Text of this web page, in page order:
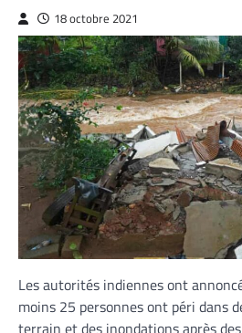
18 octobre 2021
Les autorités indiennes ont
moins 25 personnes ont péri dans
terrain et des inondations après